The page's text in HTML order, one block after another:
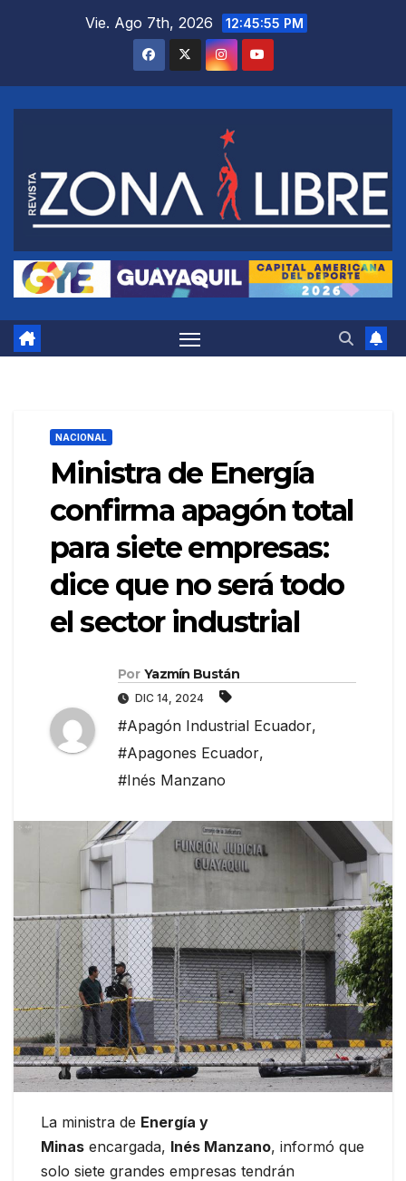
Vie. Ago 7th, 2026 12:45:55 PM
NACIONAL
Ministra de Energía
confirma apagón total
para siete empresas:
dice que no será todo
el sector industrial
Por Yazmín Bustán
DIC 14, 2024
#Apagón Industrial Ecuador,
#Apagones Ecuador,
#Inés Manzano
La ministra de Energía y
Minas encargada, Inés Manzano, informó que
solo siete grandes empresas tendrán